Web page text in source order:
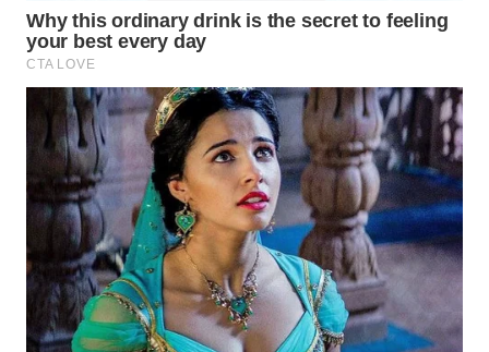
WAHANA
PERSONA
WAHANA
OTOMOTIF
WAHANA
HEALTH
WAHANA
DESA
WISATA